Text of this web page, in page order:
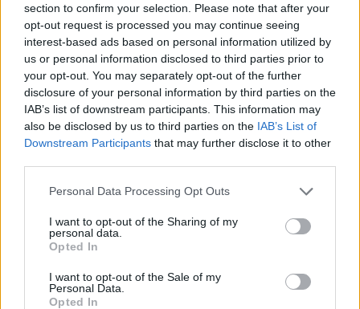
section to confirm your selection. Please note that after your
opt-out request is processed you may continue seeing
interest-based ads based on personal information utilized by
us or personal information disclosed to third parties prior to
your opt-out. You may separately opt-out of the further
disclosure of your personal information by third parties on the
IAB’s list of downstream participants. This information may
also be disclosed by us to third parties on the IAB’s List of
Downstream Participants that may further disclose it to other
Personal Data Processing Opt Outs
I want to opt-out of the Sharing of my
personal data.
Opted In
I want to opt-out of the Sale of my
Personal Data.
Opted In
Zpravodajství
Středočeský kraj upravil pravidla soutěže.
Obce nově získají body i za předcházení
vzniku odpadu